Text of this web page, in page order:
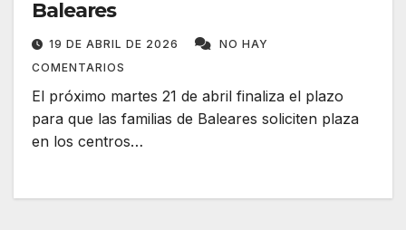
Baleares
19 DE ABRIL DE 2026
NO HAY
COMENTARIOS
El próximo martes 21 de abril finaliza el plazo
para que las familias de Baleares soliciten plaza
en los centros…